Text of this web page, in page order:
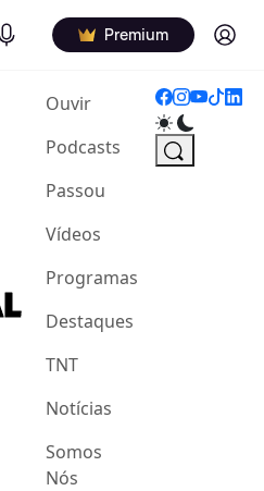
Podcasts Premium Log in
Ouvir(current)
Podcasts
Passou
Vídeos
Programas
Destaques
TNT
Notícias
Somos
Nós